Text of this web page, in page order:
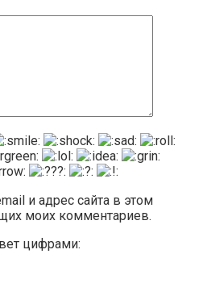
и адрес сайта в этом
моих комментариев.
цифрами: